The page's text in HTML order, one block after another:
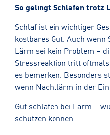
So gelingt Schlafen trotz
Schlaf ist ein wichtiger
kostbares Gut. Auch wenn
Lärm sei kein Problem –
Stressreaktion tritt
es bemerken. Besonders
wenn Nachtlärm in der
Gut schlafen bei Lärm –
schützen können: